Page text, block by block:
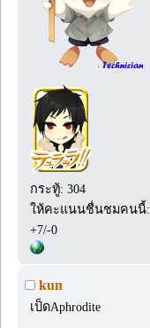
กระทู้: 304
ให้คะแนนชื่นชมคนนี้:
+7/-0
kun
เป็ดAphrodite